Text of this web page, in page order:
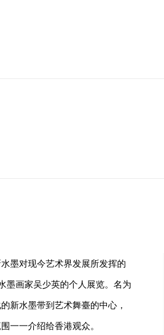
墨对现今艺术界发展所发挥的
墨画家吴少英的个人展览。名为
新水墨带到艺术舞臺的中心，
一一介绍给香港观众。